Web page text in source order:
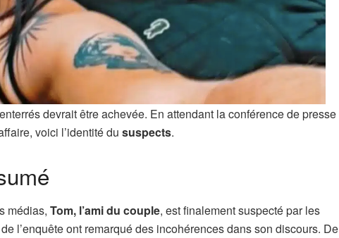
devrait être achevée. En attendant la conférence de presse
voici l’identité du suspects.
médias, Tom, l’ami du couple, est finalement suspecté par les
l’enquête ont remarqué des incohérences dans son discours. De